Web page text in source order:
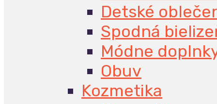
Detské
Spodná
Módne
Obuv
Kozmetika